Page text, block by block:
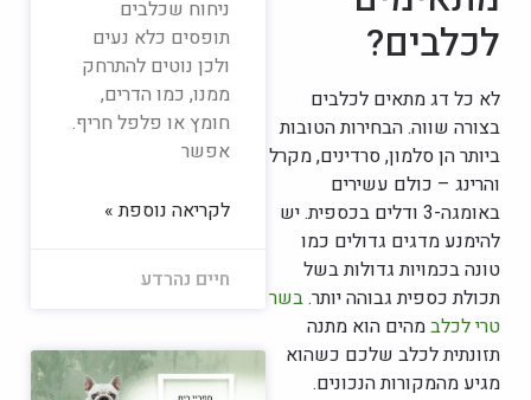
לכלבים?
לא כל דג מתאים לכלבים
בצורה שווה. הבחירות הטובות
ביותר הן סלמון, סרדינים, מקרל
והרינג – כולם עשירים
באומגה-3 ודלים בכספית. יש
להימנע מדגים גדולים כמו
טונה בכמויות גדולות בשל
תכולת כספית גבוהה יותר.בשר
טרי לכלבמהים הוא מתנה
תזונתית לכלב שלכם כשהוא
מגיע מהמקורות הנכונים.
ניחוח שכלבים
תופסים כלא נעים
ולכן נוטים להתרחק
ממנו, כמו הדרים,
חומץ או פלפל חריף.
אפשר
לקריאה נוספת »
חיים נהרדע